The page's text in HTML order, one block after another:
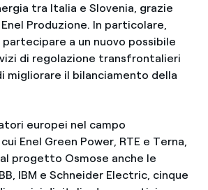
tra Italia e Slovenia, grazie
Produzione. In particolare,
a un nuovo possibile
di regolazione transfrontalieri
migliorare il bilanciamento della
europei nel campo
Enel Green Power, RTE e Terna,
progetto Osmose anche le
IBM e Schneider Electric, cinque